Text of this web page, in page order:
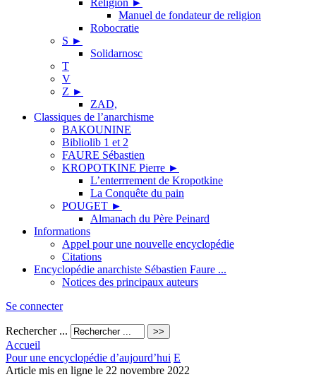
Manuel de fondateur de religion
Robocratie
S ►
Solidarnosc
T
V
Z ►
ZAD,
Classiques de l’anarchisme
BAKOUNINE
Bibliolib 1 et 2
FAURE Sébastien
KROPOTKINE Pierre ►
L’enterrrement de Kropotkine
La Conquête du pain
POUGET ►
Almanach du Père Peinard
Informations
Appel pour une nouvelle encyclopédie
Citations
Encyclopédie anarchiste Sébastien Faure ...
Notices des principaux auteurs
Se connecter
Rechercher ...
Accueil
Pour une encyclopédie d’aujourd’hui E
Article mis en ligne le 22 novembre 2022